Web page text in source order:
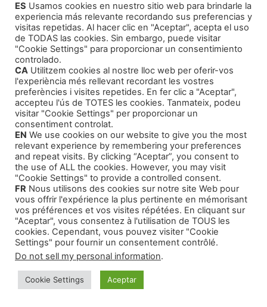
la vida. Hacía ya tres años que vivía con Nacho.
Todo empezó aquella noche, a la que siguieron
muchas otras, a un ritmo de una noche sí y otra
también; aún no había pasado un mes, cuando
Nacho le pidió que se quedara a vivir
definitivamente con él, que dejara la residencia.
Pocos días después, Nacho le había dicho:
“Carla, yo me gano bien la vida con la empresa
de seguridad y la verdad es que no me gusta
demasiado, que sigas trabajando en Knight.
¿Por qué no lo dejas?” A lo que ella le
respondió: “No te sepa mal, Nacho, pero
necesito tener independencia económica.
Cuando encuentre otro trabajo, lo dejaré”.
Aunque a Nacho, no pareció gustarle
demasiado, respetó la decisión de Carla y no
insistió.
Había pasado menos de un mes desde aquella
ES Usamos cookies en nuestro sitio web para brindarle la
experiencia más relevante recordando sus preferencias y
visitas repetidas. Al hacer clic en "Aceptar", acepta el uso
de TODAS las cookies. Sin embargo, puede visitar
"Cookie Settings" para proporcionar un consentimiento
controlado.
CA Utilitzem cookies al nostre lloc web per oferir-vos
l'experiència més rellevant recordant les vostres
preferències i visites repetides. En fer clic a "Aceptar",
accepteu l'ús de TOTES les cookies. Tanmateix, podeu
visitar "Cookie Settings" per proporcionar un
consentiment controlat.
EN We use cookies on our website to give you the most
relevant experience by remembering your preferences
and repeat visits. By clicking “Aceptar”, you consent to
the use of ALL the cookies. However, you may visit
"Cookie Settings" to provide a controlled consent.
FR Nous utilisons des cookies sur notre site Web pour
vous offrir l'expérience la plus pertinente en mémorisant
vos préférences et vos visites répétées. En cliquant sur
"Aceptar", vous consentez à l'utilisation de TOUS les
cookies. Cependant, vous pouvez visiter "Cookie
Settings" pour fournir un consentement contrôlé.
Do not sell my personal information.
Cookie Settings Aceptar